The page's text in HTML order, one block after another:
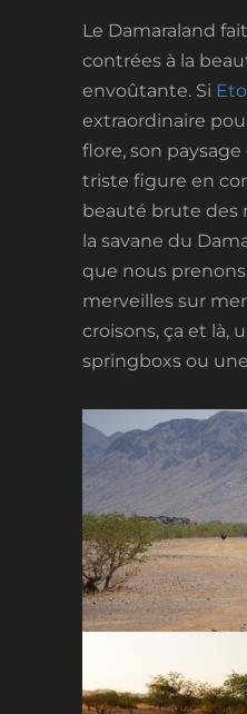
Le Damaraland
contrées à la
envoûtante. Si
extraordinaire
flore, son
triste figure en
beauté brute des
la savane du
que nous
merveilles sur
croisons, ça et là,
springboxs ou